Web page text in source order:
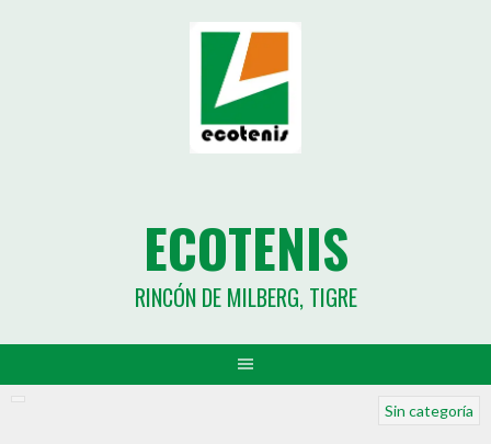
ECOTENIS
RINCÓN DE MILBERG, TIGRE
Sin categoría